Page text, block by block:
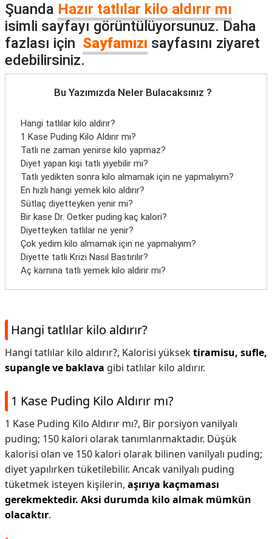
Şuanda Hazır tatlılar kilo aldırır mı
isimli sayfayı görüntülüyorsunuz. Daha
fazlası için Sayfamızı sayfasını ziyaret
edebilirsiniz.
Bu Yazımızda Neler Bulacaksınız ?
Hangi tatlılar kilo aldırır?
1 Kase Puding Kilo Aldırır mı?
Tatlı ne zaman yenirse kilo yapmaz?
Diyet yapan kişi tatlı yiyebilir mi?
Tatlı yedikten sonra kilo almamak için ne yapmalıyım?
En hızlı hangi yemek kilo aldırır?
Sütlaç diyetteyken yenir mi?
Bir kase Dr. Oetker puding kaç kalori?
Diyetteyken tatlılar ne yenir?
Çok yedim kilo almamak için ne yapmalıyım?
Diyette tatlı Krizi Nasıl Bastırılır?
Aç karnına tatlı yemek kilo aldirir mı?
Hangi tatlılar kilo aldırır?
Hangi tatlılar kilo aldırır?, Kalorisi yüksektiramisu, sufle,
supangle ve baklava gibi tatlılar kilo aldırır.
1 Kase Puding Kilo Aldırır mı?
1 Kase Puding Kilo Aldırır mı?, Bir porsiyon vanilyalı
puding; 150 kalori olarak tanımlanmaktadır. Düşük
kalorisi olan ve 150 kalori olarak bilinen vanilyalı puding;
diyet yapılırken tüketilebilir. Ancak vanilyalı puding
tüketmek isteyen kişilerin, aşırıya kaçmaması
gerekmektedir. Aksi durumda kilo almak mümkün
olacaktır.